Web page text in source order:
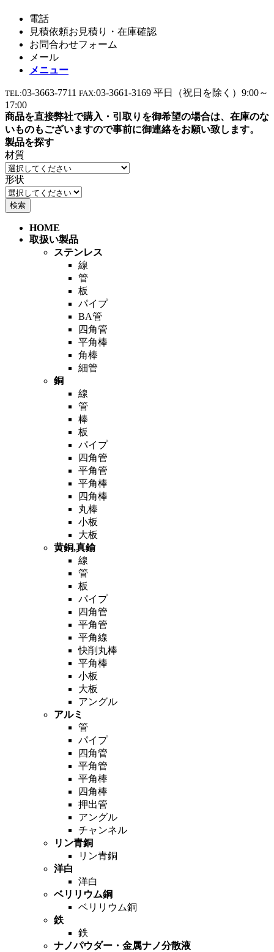
電話
見積依頼お見積り・在庫確認
お問合わせフォーム
メール
メニュー
TEL:03-3663-7711 FAX:03-3661-3169 平日（祝日を除く）9:00～
17:00
商品を直接弊社で購入・引取りを御希望の場合は、在庫のな
いものもございますので事前に御連絡をお願い致します。
製品を探す
材質
形状
HOME
取扱い製品
ステンレス
線
管
板
パイプ
BA管
四角管
平角棒
角棒
細管
銅
線
管
棒
板
パイプ
四角管
平角管
平角棒
四角棒
丸棒
小板
大板
黄銅,真鍮
線
管
板
パイプ
四角管
平角管
平角線
快削丸棒
平角棒
小板
大板
アングル
アルミ
管
パイプ
四角管
平角管
平角棒
四角棒
押出管
アングル
チャンネル
リン青銅
リン青銅
洋白
洋白
ベリリウム銅
ベリリウム銅
鉄
鉄
ナノパウダー・金属ナノ分散液